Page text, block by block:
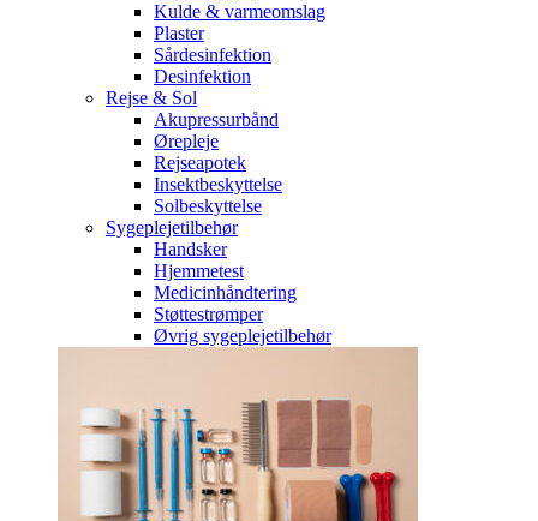
Kulde & varmeomslag
Plaster
Sårdesinfektion
Desinfektion
Rejse & Sol
Akupressurbånd
Ørepleje
Rejseapotek
Insektbeskyttelse
Solbeskyttelse
Sygeplejetilbehør
Handsker
Hjemmetest
Medicinhåndtering
Støttestrømper
Øvrig sygeplejetilbehør